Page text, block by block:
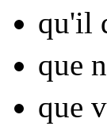
qu'il
que
que